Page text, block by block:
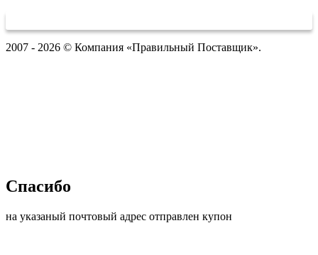
2007 - 2026 © Компания «Правильный Поставщик».
Спасибо
на указаный почтовый адрес отправлен купон